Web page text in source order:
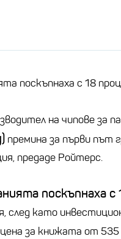
поскъпнаха с 18
на чипове за
премина за първи път
предаде Ройтерс.
поскъпнаха с
след като
за книжата от 535